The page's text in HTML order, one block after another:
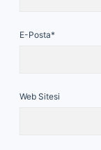
E-Posta*
Web Sitesi